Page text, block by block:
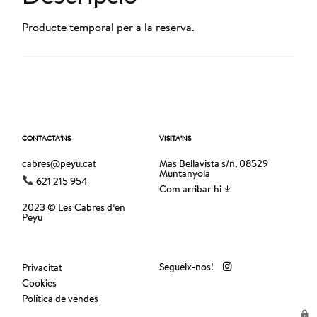
Producte temporal per a la reserva.
CONTACTA’NS
cabres@peyu.cat
621 215 954
2023 © Les Cabres d’en
Peyu
VISITA’NS
Mas Bellavista s/n, 08529
Muntanyola
Com arribar-hi
Privacitat
Cookies
Política de vendes
Segueix-nos!
lock